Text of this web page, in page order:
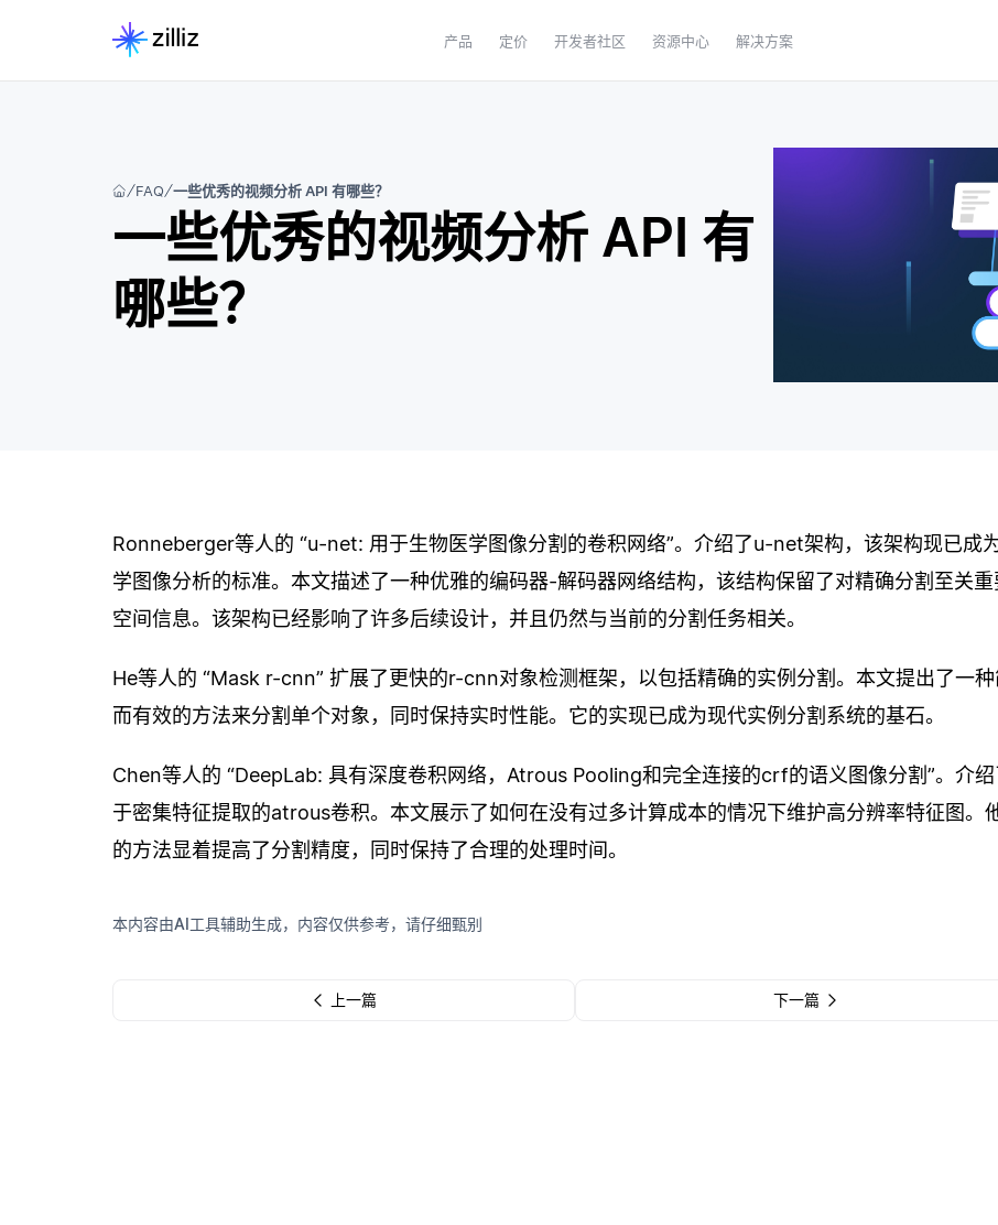
产品 定价 开发者社区 资源中心 解决方案
FAQ 一些优秀的视频分析 API 有哪些？
一些优秀的视频分析 API 有
哪些？
Ronneberger等人的 “u-net: 用于生物医学图像分割的卷积网络”。介绍了u-net架构，该架构现已成
学图像分析的标准。本文描述了一种优雅的编码器-解码器网络结构，该结构保留了对精确分割至关重
空间信息。该架构已经影响了许多后续设计，并且仍然与当前的分割任务相关。
He等人的 “Mask r-cnn” 扩展了更快的r-cnn对象检测框架，以包括精确的实例分割。本文提出了一种
而有效的方法来分割单个对象，同时保持实时性能。它的实现已成为现代实例分割系统的基石。
Chen等人的 “DeepLab: 具有深度卷积网络，Atrous Pooling和完全连接的crf的语义图像分割”。介绍
于密集特征提取的atrous卷积。本文展示了如何在没有过多计算成本的情况下维护高分辨率特征图。
的方法显着提高了分割精度，同时保持了合理的处理时间。
本内容由AI工具辅助生成，内容仅供参考，请仔细甄别
上一篇 下一篇